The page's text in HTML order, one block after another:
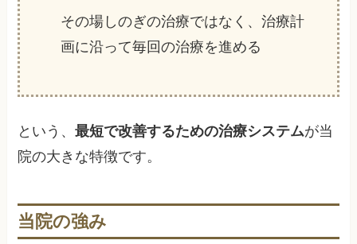
その場しのぎの治療ではなく、治療計
画に沿って毎回の治療を進める
という、最短で改善するための治療システムが当
院の大きな特徴です。
当院の強み